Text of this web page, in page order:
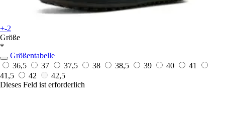
+-2
Größe
*
Größentabelle
36,5
37 37,5 38 38,5 39 40
41
41,5
42
42,5
Dieses Feld ist erforderlich